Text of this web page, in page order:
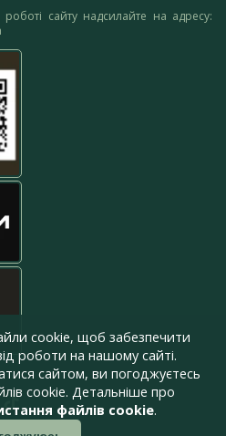
сайту надсилайте на адресу:
cookie, щоб забезпечити
роботи на нашому сайті.
сайтом, ви погоджуєтесь
cookie. Детальніше про
файлів cookie.